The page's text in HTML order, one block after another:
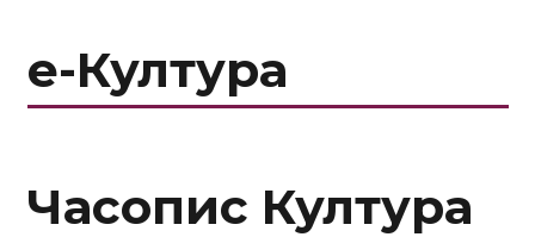
е-Култура
Часопис Култура